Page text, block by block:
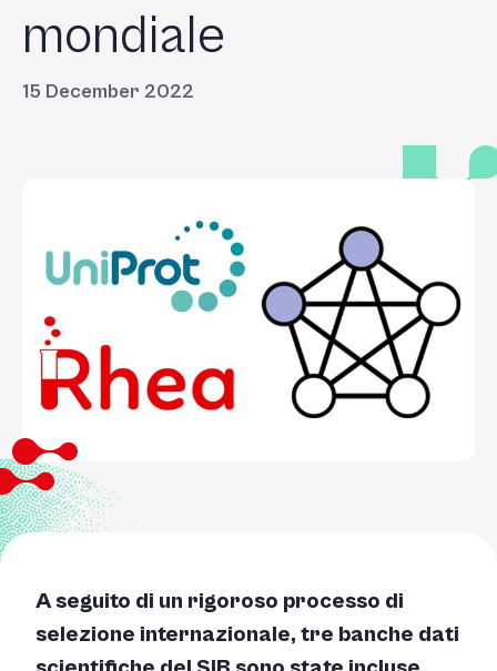
mondiale
15 December 2022
A seguito di un rigoroso processo di
selezione internazionale, tre banche dati